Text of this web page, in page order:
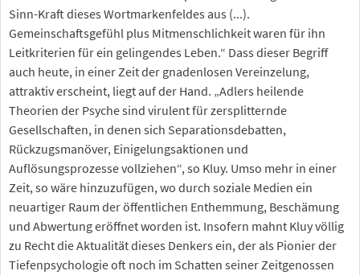
Sinn-Kraft dieses Wortmarkenfeldes aus (...).
Gemeinschaftsgefühl plus Mitmenschlichkeit waren für ihn
Leitkriterien für ein gelingendes Leben.“ Dass dieser Begriff
auch heute, in einer Zeit der gnadenlosen Vereinzelung,
attraktiv erscheint, liegt auf der Hand. „Adlers heilende
Theorien der Psyche sind virulent für zersplitternde
Gesellschaften, in denen sich Separationsdebatten,
Rückzugsmanöver, Einigelungsaktionen und
Auflösungsprozesse vollziehen“, so Kluy. Umso mehr in einer
Zeit, so wäre hinzuzufügen, wo durch soziale Medien ein
neuartiger Raum der öffentlichen Enthemmung, Beschämung
und Abwertung eröffnet worden ist. Insofern mahnt Kluy völlig
zu Recht die Aktualität dieses Denkers ein, der als Pionier der
Tiefenpsychologie oft noch im Schatten seiner Zeitgenossen